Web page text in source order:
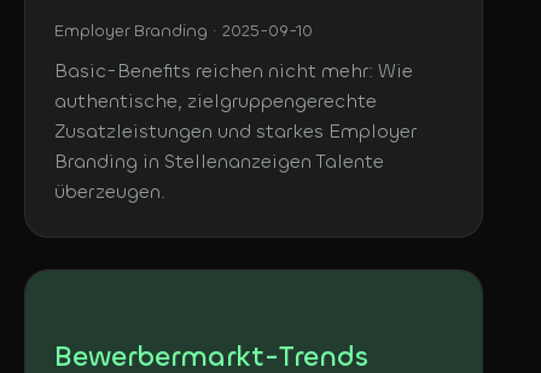
Employer Branding · 2025-09-10
Basic-Benefits reichen nicht mehr: Wie
authentische, zielgruppengerechte
Zusatzleistungen und starkes Employer
Branding in Stellenanzeigen Talente
überzeugen.
Bewerbermarkt-Trends